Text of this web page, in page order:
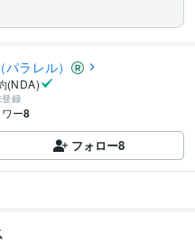
ラレル）
(NDA)
登録
ー8
フォロー8